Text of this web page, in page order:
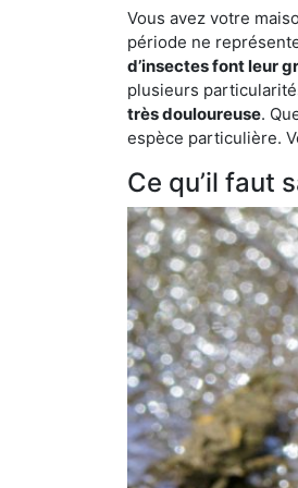
Vous avez votre
période ne
d’insectes font leur
plusieurs
très douloureuse.
espèce particulière.
Ce qu’il faut